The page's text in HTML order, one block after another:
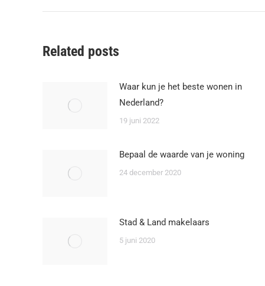
Related posts
Waar kun je het beste wonen in
Nederland?
19 juni 2022
Bepaal de waarde van je woning
24 december 2020
Stad & Land makelaars
5 juni 2020